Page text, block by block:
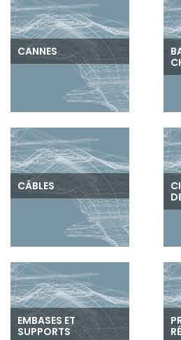
CANNES
CÂBLES
EMBASES ET
SUPPORTS